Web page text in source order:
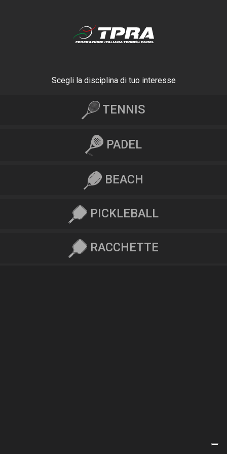
Scegli la disciplina di tuo interesse
TENNIS
PADEL
BEACH
PICKLEBALL
RACCHETTE